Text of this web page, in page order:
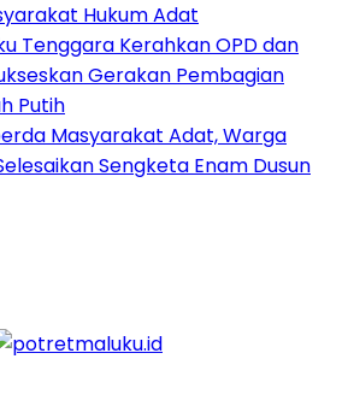
Hukum Adat
Tenggara Kerahkan OPD dan
Gerakan Pembagian
Putih
Masyarakat Adat, Warga
Sengketa Enam Dusun